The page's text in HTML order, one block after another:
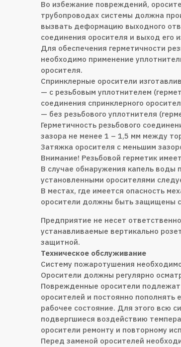
Во избежание повреждений,
трубопроводах системы должна
вызвать деформацию выходного
соединения оросителя и выход его
Для обеспечения герметичности
необходимо применение
оросителя.
Спринклерные оросители
— с резьбовым уплотнителем
соединения спринклерного
— без резьбового уплотнителя
Герметичность резьбового
зазора не менее 1 – 1,5 мм между
Затяжка оросителя с меньшим
Внимание! Резьбовой герметик
В случае обнаружения капель воды
установленными оросителями
В местах, где имеется опасность
оросители должны быть защищены
Предприятие не несет
устанавливаемые вертикально
защитной.
Техническое обслуживание
Систему пожаротушения
Оросители должны регулярно
Поврежденные оросители
оросителей и постоянно
рабочее состояние. Для этого всю
подвергшиеся воздействию
оросители ремонту и повторному
Перед заменой оросителей